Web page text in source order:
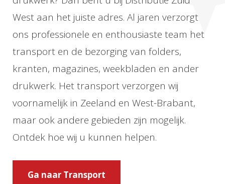
West aan het juiste adres. Al jaren verzorgt
ons professionele en enthousiaste team het
transport en de bezorging van folders,
kranten, magazines, weekbladen en ander
drukwerk. Het transport verzorgen wij
voornamelijk in Zeeland en West-Brabant,
maar ook andere gebieden zijn mogelijk.
Ontdek hoe wij u kunnen helpen.
Ga naar Transport